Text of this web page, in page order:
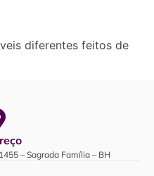
diferentes feitos de
– Sagrada Família – BH